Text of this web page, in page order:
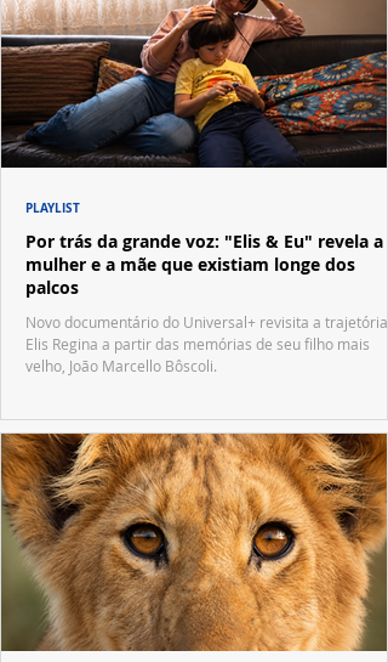
Por trás da grande voz: "Elis & Eu" revela a
mulher e a mãe que existiam longe dos
palcos
Novo documentário do Universal+ revisita a trajetória
Elis Regina a partir das memórias de seu filho mais
velho, João Marcello Bôscoli.
PLAYLIST